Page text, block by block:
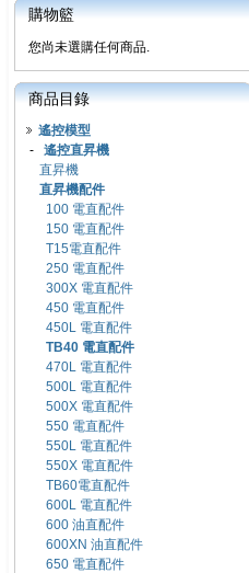
購物籃
您尚未選購任何商品.
商品目錄
遙控模型
- 遙控直昇機
直昇機
直昇機配件
100 電直配件
150 電直配件
T15電直配件
250 電直配件
300X 電直配件
450 電直配件
450L 電直配件
TB40 電直配件
470L 電直配件
500L 電直配件
500X 電直配件
550 電直配件
550L 電直配件
550X 電直配件
TB60電直配件
600L 電直配件
600 油直配件
600XN 油直配件
650 電直配件